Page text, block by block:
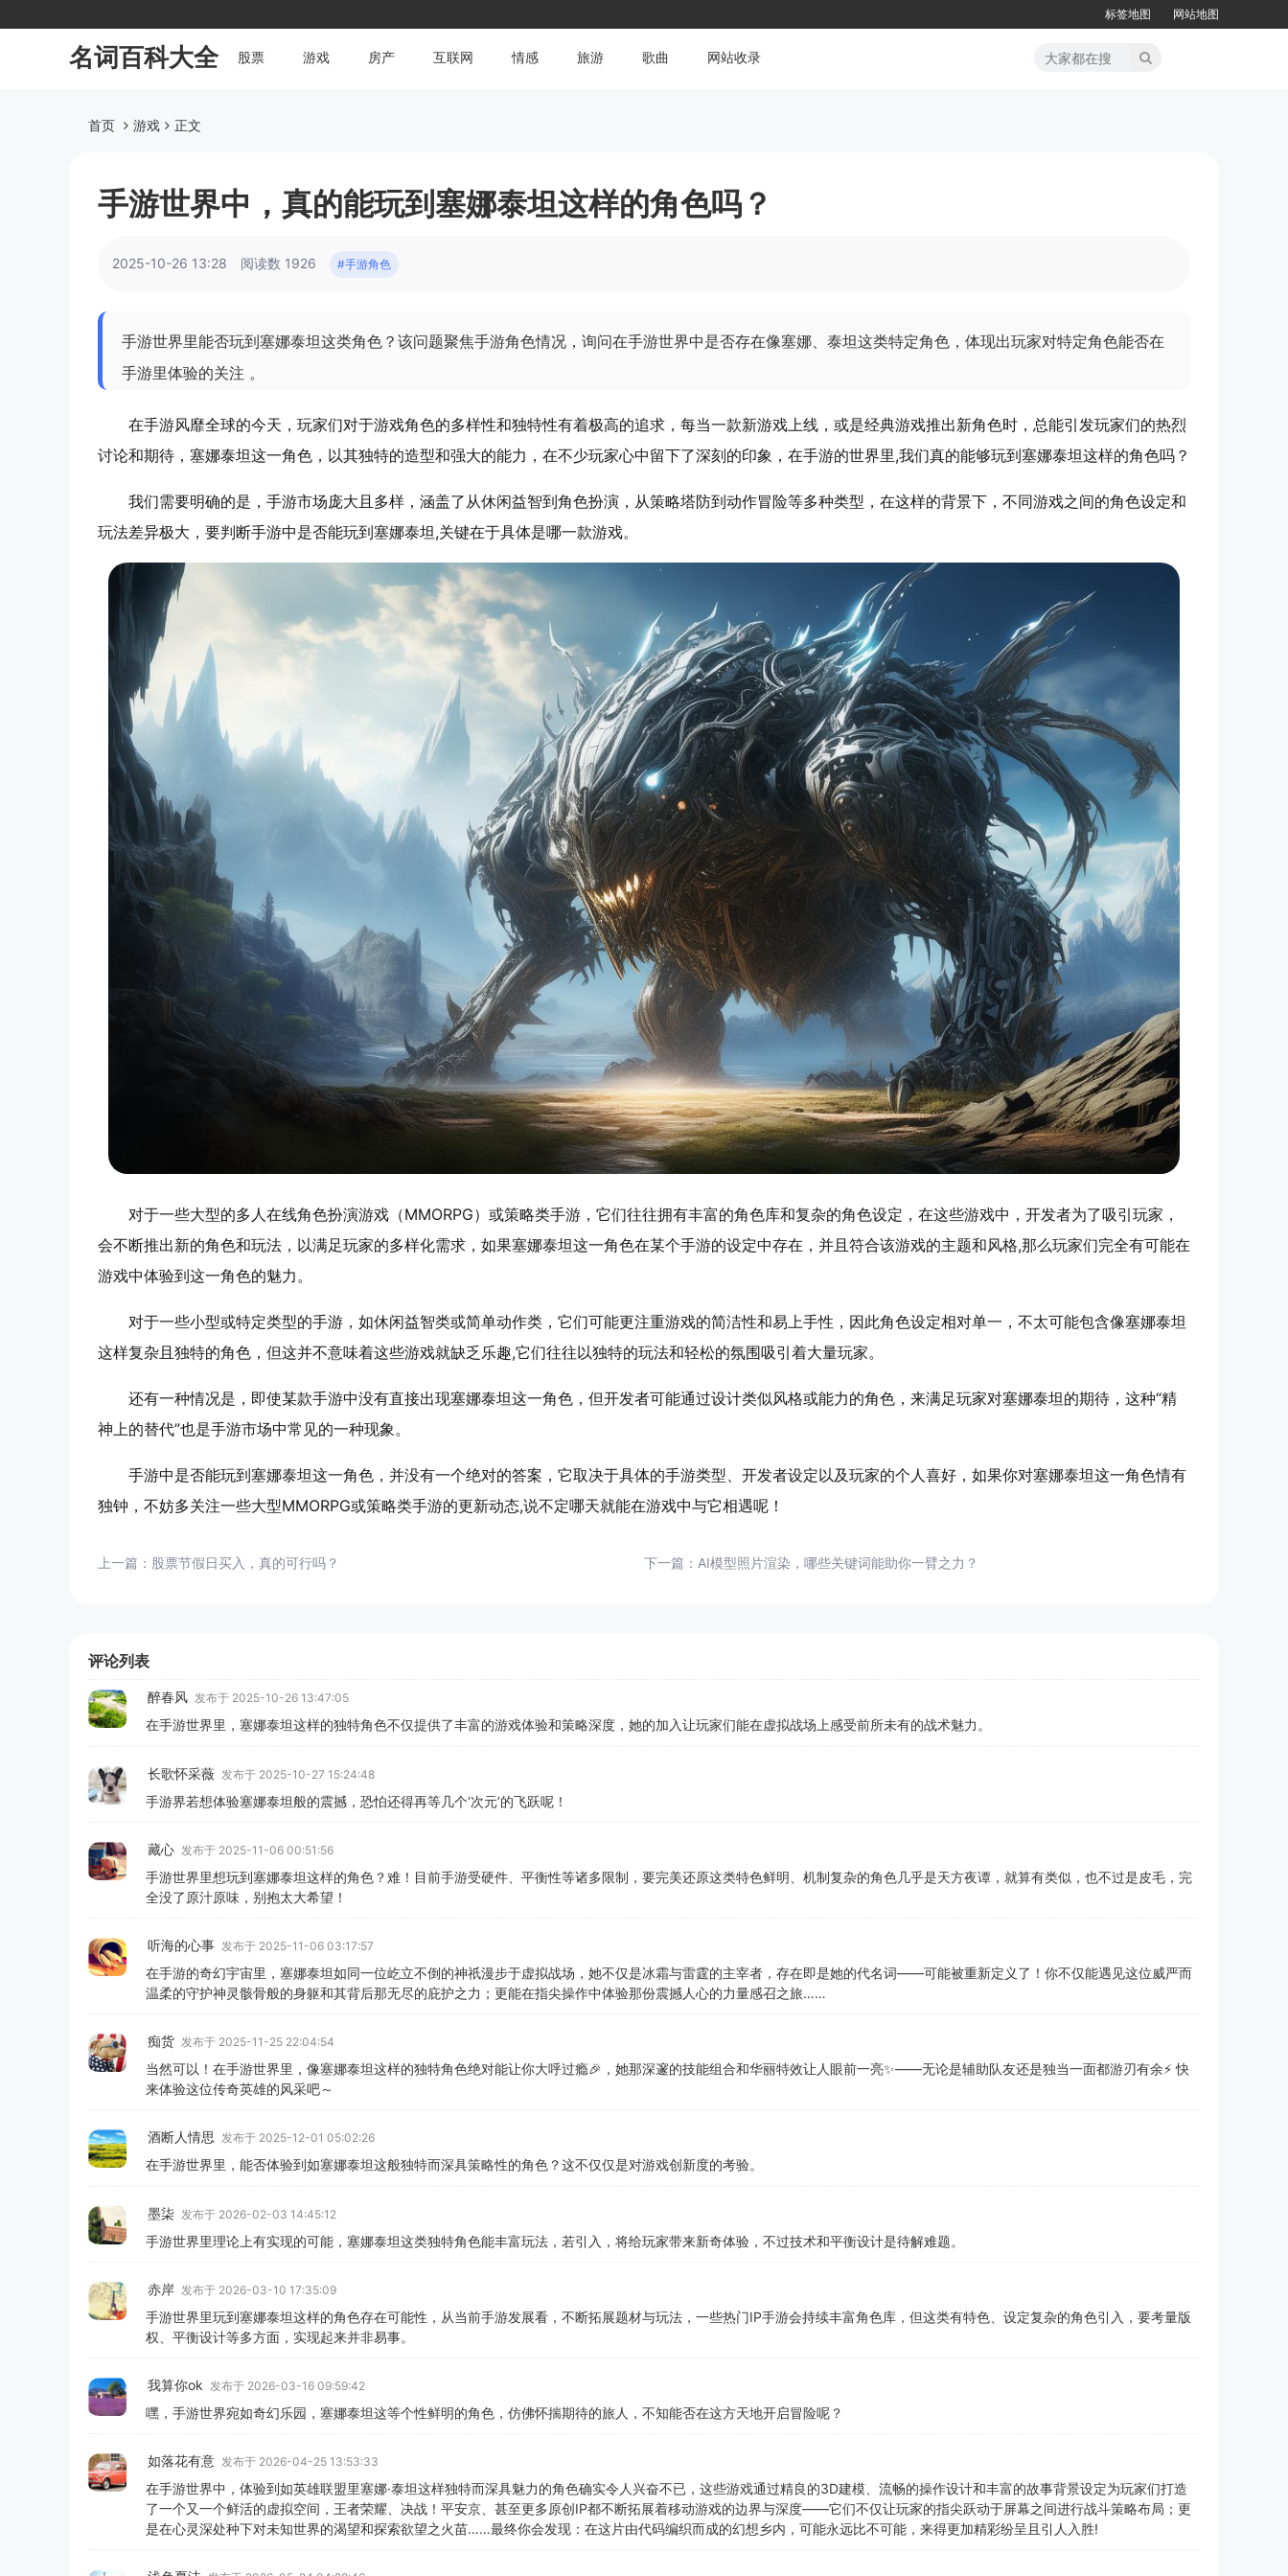
标签地图 网站地图
名词百科大全 股票 游戏 房产 互联网 情感 旅游 歌曲 网站收录
首页 游戏 正文
手游世界中，真的能玩到塞娜泰坦这样的角色吗？
2025-10-26 13:28 阅读数 1926 #手游角色
手游世界里能否玩到塞娜泰坦这类角色？该问题聚焦手游角色情况，询问在手游世界中是否存在像塞娜、泰坦这类特定角色，体现出玩家对特定角色能否在
手游里体验的关注 。
在手游风靡全球的今天，玩家们对于游戏角色的多样性和独特性有着极高的追求，每当一款新游戏上线，或是经典游戏推出新角色时，总能引发玩家们的热烈
讨论和期待，塞娜泰坦这一角色，以其独特的造型和强大的能力，在不少玩家心中留下了深刻的印象，在手游的世界里,我们真的能够玩到塞娜泰坦这样的角色吗？
我们需要明确的是，手游市场庞大且多样，涵盖了从休闲益智到角色扮演，从策略塔防到动作冒险等多种类型，在这样的背景下，不同游戏之间的角色设定和
玩法差异极大，要判断手游中是否能玩到塞娜泰坦,关键在于具体是哪一款游戏。
对于一些大型的多人在线角色扮演游戏（MMORPG）或策略类手游，它们往往拥有丰富的角色库和复杂的角色设定，在这些游戏中，开发者为了吸引玩家，
会不断推出新的角色和玩法，以满足玩家的多样化需求，如果塞娜泰坦这一角色在某个手游的设定中存在，并且符合该游戏的主题和风格,那么玩家们完全有可能在
游戏中体验到这一角色的魅力。
对于一些小型或特定类型的手游，如休闲益智类或简单动作类，它们可能更注重游戏的简洁性和易上手性，因此角色设定相对单一，不太可能包含像塞娜泰坦
这样复杂且独特的角色，但这并不意味着这些游戏就缺乏乐趣,它们往往以独特的玩法和轻松的氛围吸引着大量玩家。
还有一种情况是，即使某款手游中没有直接出现塞娜泰坦这一角色，但开发者可能通过设计类似风格或能力的角色，来满足玩家对塞娜泰坦的期待，这种“精
神上的替代”也是手游市场中常见的一种现象。
手游中是否能玩到塞娜泰坦这一角色，并没有一个绝对的答案，它取决于具体的手游类型、开发者设定以及玩家的个人喜好，如果你对塞娜泰坦这一角色情有
独钟，不妨多关注一些大型MMORPG或策略类手游的更新动态,说不定哪天就能在游戏中与它相遇呢！
上一篇： 股票节假日买入，真的可行吗？ 下一篇： AI模型照片渲染，哪些关键词能助你一臂之力？
评论列表
醉春风 发布于 2025-10-26 13:47:05
在手游世界里，塞娜泰坦这样的独特角色不仅提供了丰富的游戏体验和策略深度，她的加入让玩家们能在虚拟战场上感受前所未有的战术魅力。
长歌怀采薇 发布于 2025-10-27 15:24:48
手游界若想体验塞娜泰坦般的震撼，恐怕还得再等几个‘次元’的飞跃呢！
藏心 发布于 2025-11-06 00:51:56
手游世界里想玩到塞娜泰坦这样的角色？难！目前手游受硬件、平衡性等诸多限制，要完美还原这类特色鲜明、机制复杂的角色几乎是天方夜谭，就算有类似，也不过是皮毛，完
全没了原汁原味，别抱太大希望！
听海的心事 发布于 2025-11-06 03:17:57
在手游的奇幻宇宙里，塞娜泰坦如同一位屹立不倒的神祇漫步于虚拟战场，她不仅是冰霜与雷霆的主宰者，存在即是她的代名词——可能被重新定义了！你不仅能遇见这位威严而
温柔的守护神灵骸骨般的身躯和其背后那无尽的庇护之力；更能在指尖操作中体验那份震撼人心的力量感召之旅……
痴货 发布于 2025-11-25 22:04:54
当然可以！在手游世界里，像塞娜泰坦这样的独特角色绝对能让你大呼过瘾🎉，她那深邃的技能组合和华丽特效让人眼前一亮✨——无论是辅助队友还是独当一面都游刃有余⚡️ 快
来体验这位传奇英雄的风采吧～
酒断人情思 发布于 2025-12-01 05:02:26
在手游世界里，能否体验到如塞娜泰坦这般独特而深具策略性的角色？这不仅仅是对游戏创新度的考验。
墨柒 发布于 2026-02-03 14:45:12
手游世界里理论上有实现的可能，塞娜泰坦这类独特角色能丰富玩法，若引入，将给玩家带来新奇体验，不过技术和平衡设计是待解难题。
赤岸 发布于 2026-03-10 17:35:09
手游世界里玩到塞娜泰坦这样的角色存在可能性，从当前手游发展看，不断拓展题材与玩法，一些热门IP手游会持续丰富角色库，但这类有特色、设定复杂的角色引入，要考量版
权、平衡设计等多方面，实现起来并非易事。
我算你ok 发布于 2026-03-16 09:59:42
嘿，手游世界宛如奇幻乐园，塞娜泰坦这等个性鲜明的角色，仿佛怀揣期待的旅人，不知能否在这方天地开启冒险呢？
如落花有意 发布于 2026-04-25 13:53:33
在手游世界中，体验到如英雄联盟里塞娜·泰坦这样独特而深具魅力的角色确实令人兴奋不已，这些游戏通过精良的3D建模、流畅的操作设计和丰富的故事背景设定为玩家们打造
了一个又一个鲜活的虚拟空间，王者荣耀、决战！平安京、甚至更多原创IP都不断拓展着移动游戏的边界与深度——它们不仅让玩家的指尖跃动于屏幕之间进行战斗策略布局；更
是在心灵深处种下对未知世界的渴望和探索欲望之火苗……最终你会发现：在这片由代码编织而成的幻想乡内，可能永远比不可能，来得更加精彩纷呈且引人入胜!